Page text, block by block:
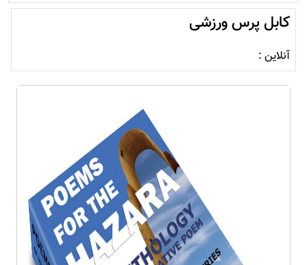
کابل پرس ورزشی
آنلاین :